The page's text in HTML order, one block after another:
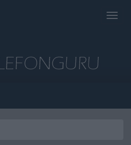
Toggle